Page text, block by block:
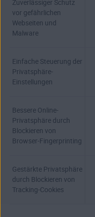
Zuverlässiger Schutz
vor gefährlichen
Webseiten und
Malware
Einfache Steuerung der
Privatsphäre-
Einstellungen
Bessere Online-
Privatsphäre durch
Blockieren von
Browser-Fingerprinting
Gestärkte Privatsphäre
durch Blockieren von
Tracking-Cookies